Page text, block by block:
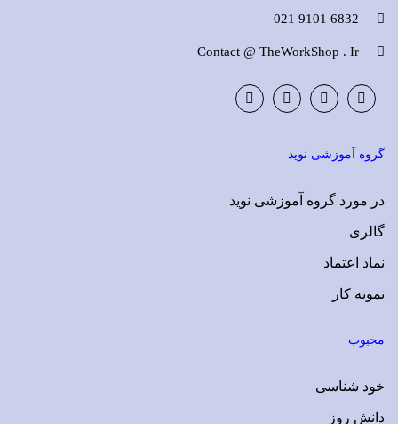
6832 9101 021
Contact @ TheWorkShop . Ir
Plus
گروه آموزشی نوید
در مورد گروه آموزشی نوید
گالری
نماد اعتماد
نمونه کار
محبوب
خود شناسی
دانش روز